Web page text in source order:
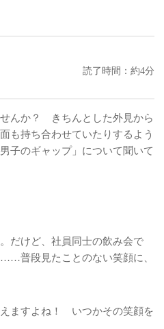
読了時間：約4分
んか？ きちんとした外見から
も持ち合わせていたりするよう
のギャップ」について聞いて
だけど、社員同士の飲み会で
普段見たことのない笑顔に、
ますよね！ いつかその笑顔を